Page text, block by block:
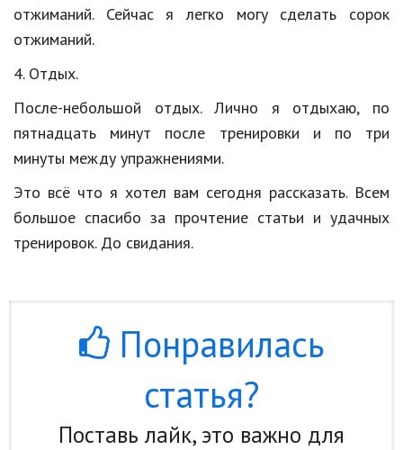
отжиманий. Сейчас я легко могу сделать сорок
отжиманий.
4. Отдых.
После-небольшой отдых. Лично я отдыхаю, по
пятнадцать минут после тренировки и по три
минуты между упражнениями.
Это всё что я хотел вам сегодня рассказать. Всем
большое спасибо за прочтение статьи и удачных
тренировок. До свидания.
Понравилась
статья?
Поставь лайк, это важно для